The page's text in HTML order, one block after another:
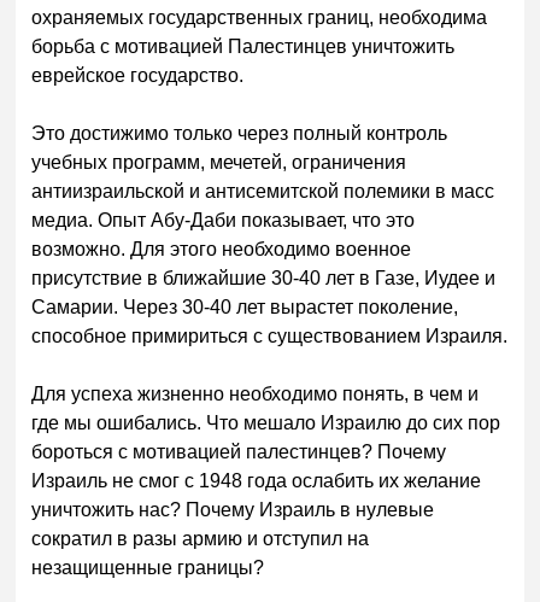
охраняемых государственных границ, необходима
борьба с мотивацией Палестинцев уничтожить
еврейское государство.
Это достижимо только через полный контроль
учебных программ, мечетей, ограничения
антиизраильской и антисемитской полемики в масс
медиа. Опыт Абу-Даби показывает, что это
возможно. Для этого необходимо военное
присутствие в ближайшие 30-40 лет в Газе, Иудее и
Самарии. Через 30-40 лет вырастет поколение,
способное примириться с существованием Израиля.
Для успеха жизненно необходимо понять, в чем и
где мы ошибались. Что мешало Израилю до сих пор
бороться с мотивацией палестинцев? Почему
Израиль не смог с 1948 года ослабить их желание
уничтожить нас? Почему Израиль в нулевые
сократил в разы армию и отступил на
незащищенные границы?